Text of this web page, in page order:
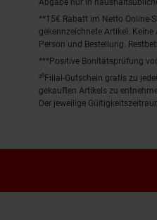
Abgabe nur in
**15€ Rabatt im Netto Online-
gekennzeichnete Artikel.
Person und Bestellung.
***Positive Bonitätsprüfung
²⁰Filial-Gutschein gratis zu
gekauften Artikels zu
Der jeweilige